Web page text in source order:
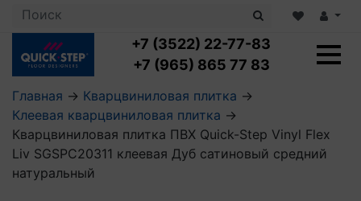
+7 (3522) 22-77-83
+7 (965) 865 77 83
Ламинат с укладкой
Ламинат 32 класс
Ламинат 33 класс
LOC FLOOR PLUS
LOC FLOOR FANCY
Главная → Кварцвиниловая плитка →
Клеевая кварцвиниловая плитка →
Кварцвиниловая плитка ПВХ Quick-Step Vinyl Flex
Liv SGSPC20311 клеевая Дуб сатиновый средний
натуральный